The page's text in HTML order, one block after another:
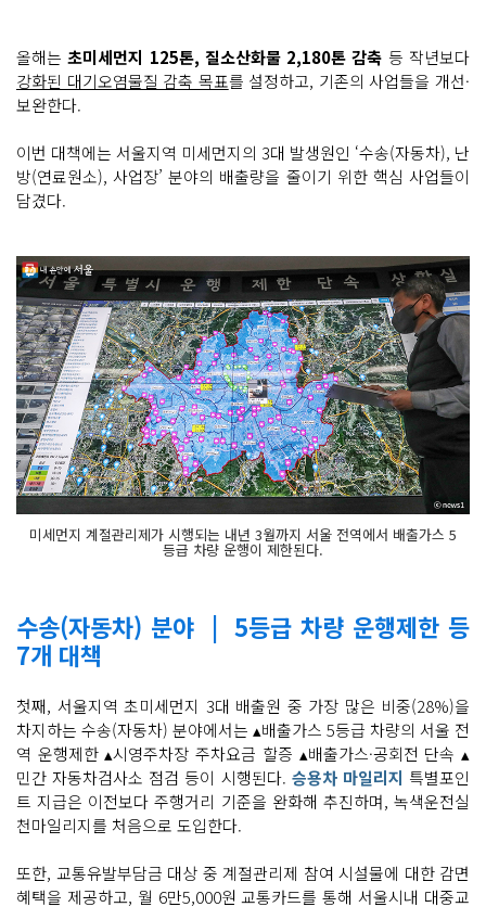
올해는초미세먼지 125톤, 질소산화물 2,180톤 감축 등 작년보다
강화된 대기오염물질 감축 목표를 설정하고, 기존의 사업들을 개선·
보완한다.
이번 대책에는 서울지역 미세먼지의 3대 발생원인 ‘수송(자동차), 난
방(연료원소), 사업장’ 분야의 배출량을 줄이기 위한 핵심 사업들이
담겼다.
미세먼지 계절관리제가 시행되는 내년 3월까지 서울 전역에서 배출가스 5
등급 차량 운행이 제한된다.
수송(자동차) 분야 | 5등급 차량 운행제한 등
7개 대책
첫째, 서울지역 초미세먼지 3대 배출원 중 가장 많은 비중(28%)을
차지하는 수송(자동차) 분야에서는 ▴배출가스 5등급 차량의 서울 전
역 운행제한 ▴시영주차장 주차요금 할증 ▴배출가스·공회전 단속 ▴
민간 자동차검사소 점검 등이 시행된다. 승용차 마일리지 특별포인
트 지급은 이전보다 주행거리 기준을 완화해 추진하며, 녹색운전실
천마일리지를 처음으로 도입한다.
또한, 교통유발부담금 대상 중 계절관리제 참여 시설물에 대한 감면
혜택을 제공하고, 월 6만5,000원 교통카드를 통해 서울시내 대중교